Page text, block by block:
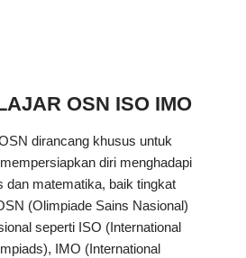
OSN ISO IMO
dirancang khusus untuk
diri menghadapi
dan matematika, baik tingkat
(Olimpiade Sains Nasional)
seperti ISO (International
IMO (International